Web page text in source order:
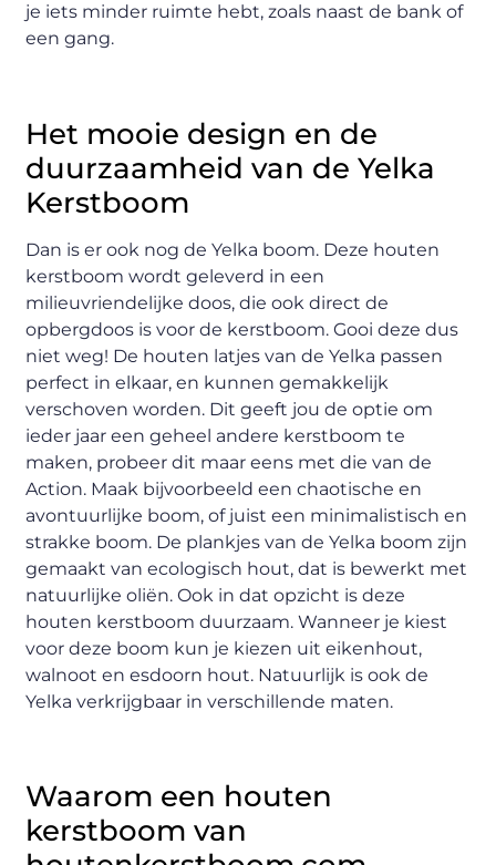
je iets minder ruimte hebt, zoals naast de bank of
een gang.
Het mooie design en de
duurzaamheid van de Yelka
Kerstboom
Dan is er ook nog de Yelka boom. Deze houten
kerstboom wordt geleverd in een
milieuvriendelijke doos, die ook direct de
opbergdoos is voor de kerstboom. Gooi deze dus
niet weg! De houten latjes van de Yelka passen
perfect in elkaar, en kunnen gemakkelijk
verschoven worden. Dit geeft jou de optie om
ieder jaar een geheel andere kerstboom te
maken, probeer dit maar eens met die van de
Action. Maak bijvoorbeeld een chaotische en
avontuurlijke boom, of juist een minimalistisch en
strakke boom. De plankjes van de Yelka boom zijn
gemaakt van ecologisch hout, dat is bewerkt met
natuurlijke oliën. Ook in dat opzicht is deze
houten kerstboom duurzaam. Wanneer je kiest
voor deze boom kun je kiezen uit eikenhout,
walnoot en esdoorn hout. Natuurlijk is ook de
Yelka verkrijgbaar in verschillende maten.
Waarom een houten
kerstboom van